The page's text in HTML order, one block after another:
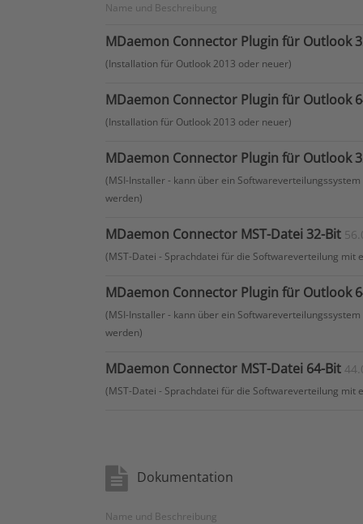
Name und Beschreibung
MDaemon Connector Plugin für Outlook
(Installation für Outlook 2013 oder neuer)
MDaemon Connector Plugin für Outlook
(Installation für Outlook 2013 oder neuer)
MDaemon Connector Plugin für Outlook
(MSI-Installer - kann über ein
werden)
MDaemon Connector MST-Datei 32-Bit
(MST-Datei - Sprachdatei für die Softwareverteilung mit
MDaemon Connector Plugin für Outlook
(MSI-Installer - kann über ein
werden)
MDaemon Connector MST-Datei 64-Bit
(MST-Datei - Sprachdatei für die Softwareverteilung mit
Dokumentation
Name und Beschreibung